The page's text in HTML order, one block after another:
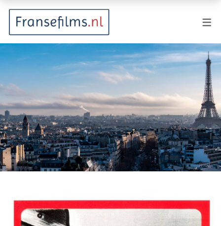
Animatie
Documentaire
Drama
Fantasy
Horror
Kostuumdrama
Misdaad